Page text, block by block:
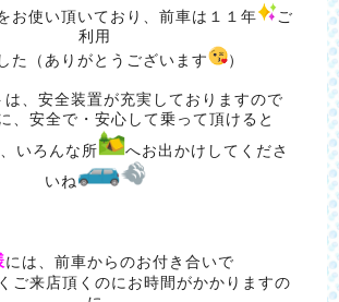
お使い頂いており、前車は１１年
ご
利用
た（ありがとうございます
）
は、安全装置が充実しておりますので
、安全で・安心して乗って頂けると
いろんな所
へお出かけしてくださ
いね
には、前車からのお付き合いで
ご来店頂くのにお時間がかかりますの